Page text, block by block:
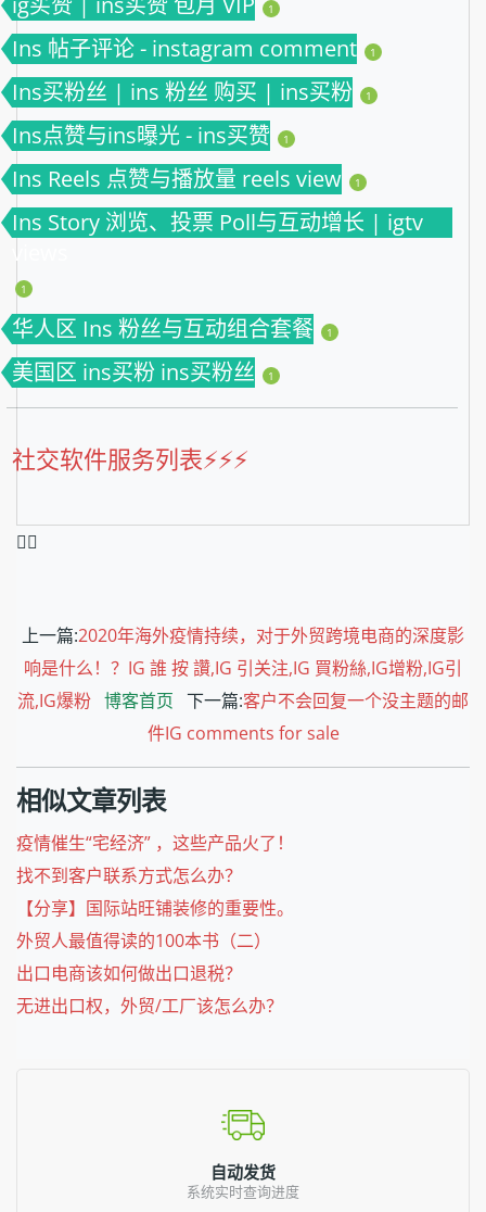
1
Ins 帖子评论 - instagram comment 1
Ins买粉丝 | ins 粉丝 购买 | ins买粉 1
Ins点赞与ins曝光 - ins买赞 1
Ins Reels 点赞与播放量 reels view 1
Ins Story 浏览、投票 Poll与互动增长 | igtv
views
1
华人区 Ins 粉丝与互动组合套餐 1
美国区 ins买粉 ins买粉丝 1
社交软件服务列表⚡️⚡️⚡️
❤️‍🔥
上一篇:2020年海外疫情持续，对于外贸跨境电商的深度影
响是什么！？IG 誰 按 讚,IG 引关注,IG 買粉絲,IG增粉,IG引
流,IG爆粉 博客首页 下一篇:客户不会回复一个没主题的邮
件IG comments for sale
相似文章列表
疫情催生“宅经济” ，这些产品火了！
找不到客户联系方式怎么办？
【分享】国际站旺铺装修的重要性。
外贸人最值得读的100本书（二）
出口电商该如何做出口退税？
无进出口权，外贸/工厂该怎么办？
自动发货
系统实时查询进度